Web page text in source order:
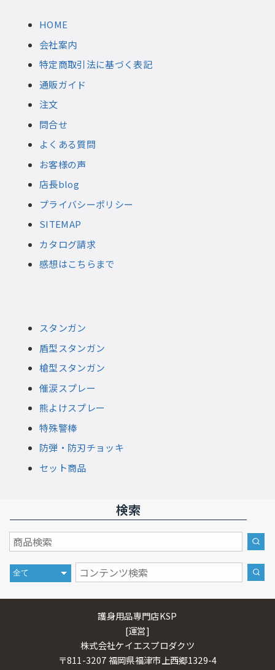
HOME
会社案内
特定商取引法に基づく表記
通販ガイド
注文
問合せ
よくある質問
お客様の声
店長blog
プライバシーポリシー
SITEMAP
カタログ請求
感想はこちらまで
スタンガン
盾型スタンガン
槍型スタンガン
催涙スプレー
熊よけスプレー
特殊警棒
防弾・防刃チョッキ
セット商品
検索
護身用品専門店KSP
[運営]
株式会社ケイエスプロダクツ
〒811-3207 福岡県福津市上西郷1329-4